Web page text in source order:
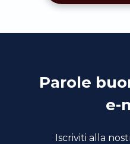
Parole
e-
Iscriviti alla